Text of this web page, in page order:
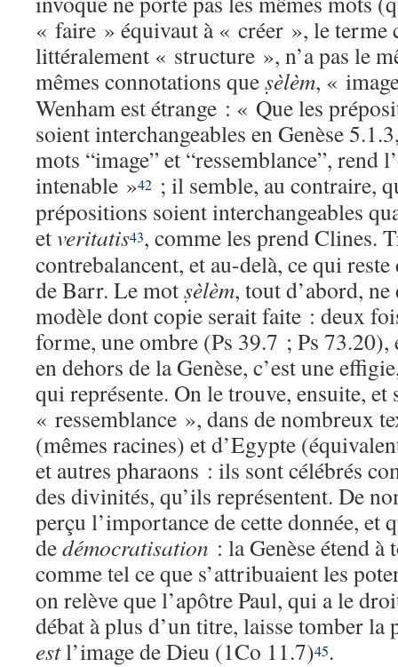
« faire » équivaut à « créer », le
littéralement « structure », n’a pas le
mêmes connotations queṣèlèm, «
Wenham est étrange : « Que les
soient interchangeables en Genèse
mots “image” et “ressemblance”, rend
intenable »42 ; il semble, au contraire,
prépositions soient interchangeables
etveritatis43, comme les prend Clines.
contrebalancent, et au-delà, ce qui
de Barr. Le motṣèlèm, tout d’abord,
modèle dont copie serait faite : deux
forme, une ombre (Ps 39.7 ; Ps 73.20),
en dehors de la Genèse, c’est une
qui représente. On le trouve, ensuite, et
« ressemblance », dans de nombreux
(mêmes racines) et d’Egypte
et autres pharaons : ils sont célébrés
des divinités, qu’ils représentent. De
perçu l’importance de cette donnée, et
dedémocratisation : la Genèse étend
comme tel ce que s’attribuaient les
on relève que l’apôtre Paul, qui a le
débat à plus d’un titre, laisse tomber
estl’image de Dieu (1Co 11.7)45.